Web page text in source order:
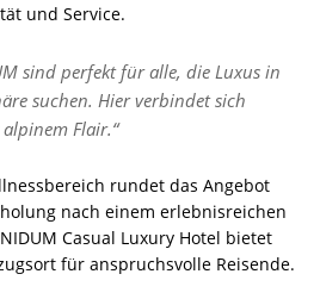
und Service.
sind perfekt für alle, die Luxus in
suchen. Hier verbindet sich
Flair.“
rundet das Angebot
nach einem erlebnisreichen
Casual Luxury Hotel bietet
für anspruchsvolle Reisende.